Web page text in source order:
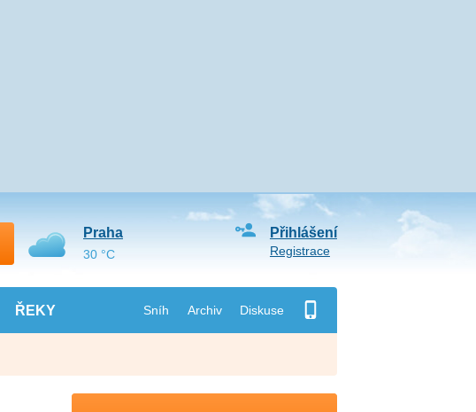
ŘEKY Sníh Archiv Diskuse
Přihlášení
Registrace
Praha
30 °C